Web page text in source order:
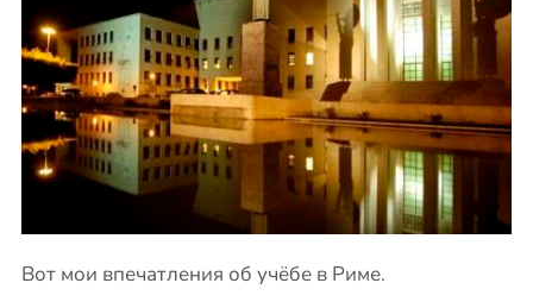
Вот мои впечатления об учёбе в Риме.